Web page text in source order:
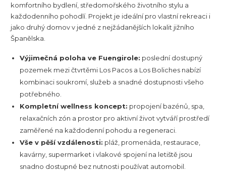
komfortního bydlení, středomořského životního stylu a
každodenního pohodlí. Projekt je ideální pro vlastní rekreaci i
jako druhý domov v jedné z nejžádanějších lokalit jižního
Španělska.
Výjimečná poloha ve Fuengirole: poslední dostupný
pozemek mezi čtvrtěmi Los Pacos a Los Boliches nabízí
kombinaci soukromí, služeb a snadné dostupnosti všeho
potřebného.
Kompletní wellness koncept: propojení bazénů, spa,
relaxačních zón a prostor pro aktivní život vytváří prostředí
zaměřené na každodenní pohodu a regeneraci.
Vše v pěší vzdálenosti: pláž, promenáda, restaurace,
kavárny, supermarket i vlakové spojení na letiště jsou
snadno dostupné bez nutnosti používat automobil.